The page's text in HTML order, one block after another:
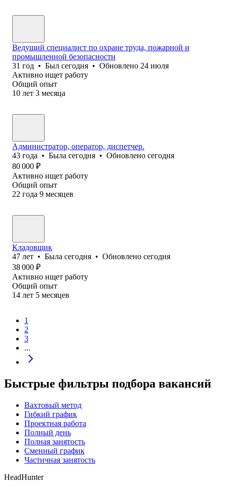
Ведущий специалист по охране труда, пожарной и
промышленной безопасности
31 год • Был сегодня • Обновлено 24 июля
Активно ищет работу
Общий опыт
10 лет 3 месяца
Администратор, оператор, диспетчер.
43 года • Была сегодня • Обновлено сегодня
80 000 ₽
Активно ищет работу
Общий опыт
22 года 9 месяцев
Кладовщик
47 лет • Была сегодня • Обновлено сегодня
38 000 ₽
Активно ищет работу
Общий опыт
14 лет 5 месяцев
1
2
3
...
Быстрые фильтры подбора вакансий
Вахтовый метод
Гибкий график
Проектная работа
Полный день
Полная занятость
Сменный график
Частичная занятость
HeadHunter